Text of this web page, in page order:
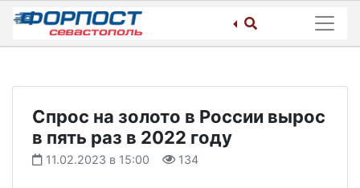
Skip
content
Cпрос на золото в России вырос
в пять раз в 2022 году
11.02.2023 в 15:00 134